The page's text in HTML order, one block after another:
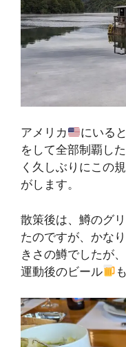
アメリカ
にいる
をして全部制覇し
く久しぶりにこの
がします。
散策後は、鱒のグ
たのですが、かな
きさの鱒でしたが
運動後のビール